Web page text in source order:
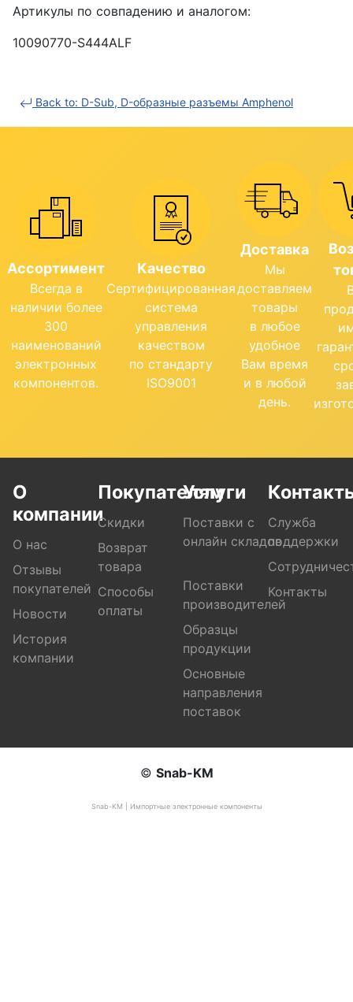
Артикулы по совпадению и аналогом:
10090770-S444ALF
Back to: D-Sub, D-образные разъемы Amphenol
Ассортимент
Всегда в
наличии более
300
наименований
электронных
компонентов.
Качество
Сертифицированная
система
управления
качеством
по стандарту
ISO9001
Доставка
Мы
доставляем
товары
в любое
удобное
Вам время
и в любой
день.
О
компании
О нас
Отзывы
покупателей
Новости
История
компании
Покупателям
Скидки
Возврат
товара
Способы
оплаты
Услуги
Поставки с
онлайн складов
Поставки
производителей
Образцы
продукции
Основные
направления
поставок
Служба
поддержки
Контакты
© Snab-KM
Snab-KM | Импортные электронные компоненты